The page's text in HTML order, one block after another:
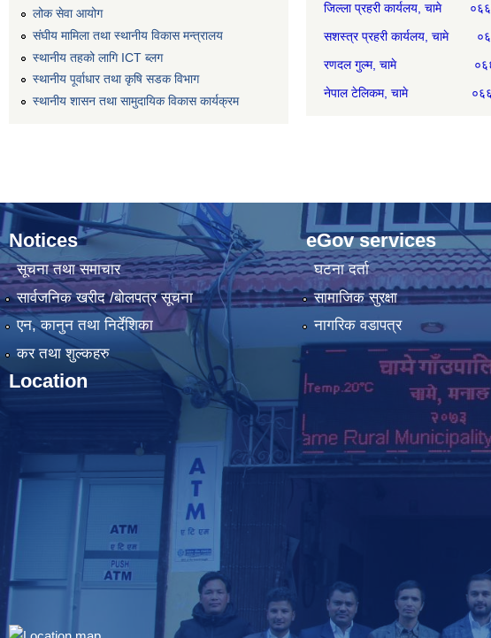
लोक सेवा आयोग
संघीय मामिला तथा स्थानीय विकास मन्त्रालय
स्थानीय तहको लागि ICT ब्लग
स्थानीय पूर्वाधार तथा कृषि सडक विभाग
स्थानीय शासन तथा सामुदायिक विकास कार्यक्रम
जिल्ला प्रहरी कार्यलय, चामे
सशस्त्र प्रहरी कार्यलय, चामे
रणदल गुल्म, चामे
नेपाल टेलिकम, चामे
Notices
सूचना तथा समाचार
सार्वजनिक खरीद /बोलपत्र सूचना
एन, कानुन तथा निर्देशिका
कर तथा शुल्कहरु
Location
eGov services
घटना दर्ता
सामाजिक सुरक्षा
नागरिक वडापत्र